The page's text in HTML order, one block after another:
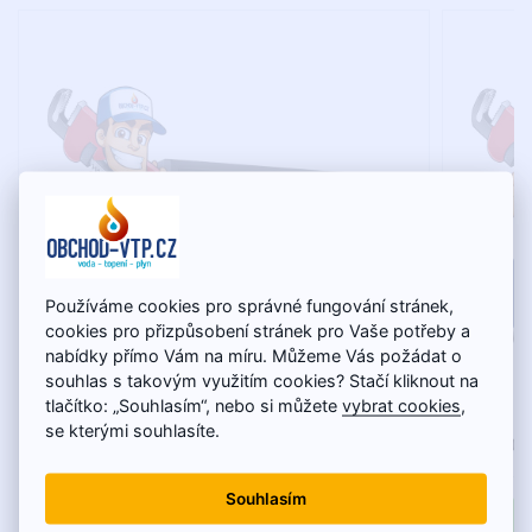
Tepelné čerpadlo LG ThermaV 7 kW R290
MONOBLOK, model HM071HF.UB40 s
montážou na kľúč
Používáme cookies pro správné fungování stránek,
cookies pro přizpůsobení stránek pro Vaše potřeby a
nabídky přímo Vám na míru. Můžeme Vás požádat o
souhlas s takovým využitím cookies? Stačí kliknout na
tlačítko: „Souhlasím“, nebo si můžetevybrat cookies
se kterými souhlasíte.
Souhlasím